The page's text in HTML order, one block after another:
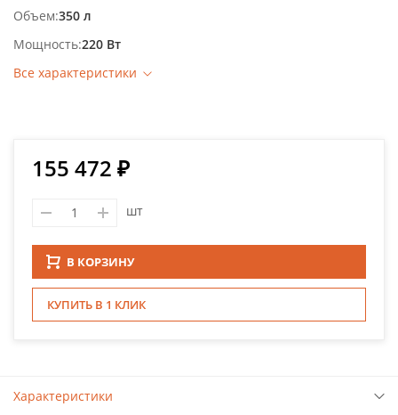
Объем 350 л
Мощность 220 Вт
Все характеристики
155 472 ₽
шт
В КОРЗИНУ
КУПИТЬ В 1 КЛИК
Характеристики